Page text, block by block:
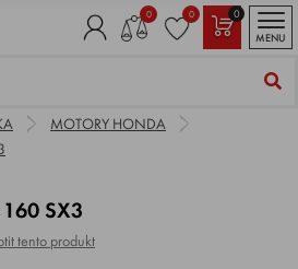
0 0
0
MENU
MOTORY HONDA
160 SX3
tento produkt